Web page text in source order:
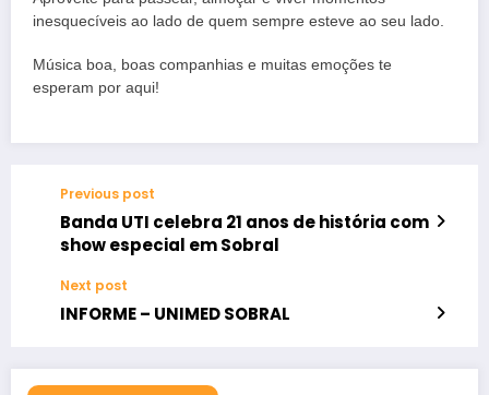
inesquecíveis ao lado de quem sempre esteve ao seu lado.
Música boa, boas companhias e muitas emoções te
esperam por aqui!
Previous post
Banda UTI celebra 21 anos de história com
show especial em Sobral
Next post
INFORME – UNIMED SOBRAL